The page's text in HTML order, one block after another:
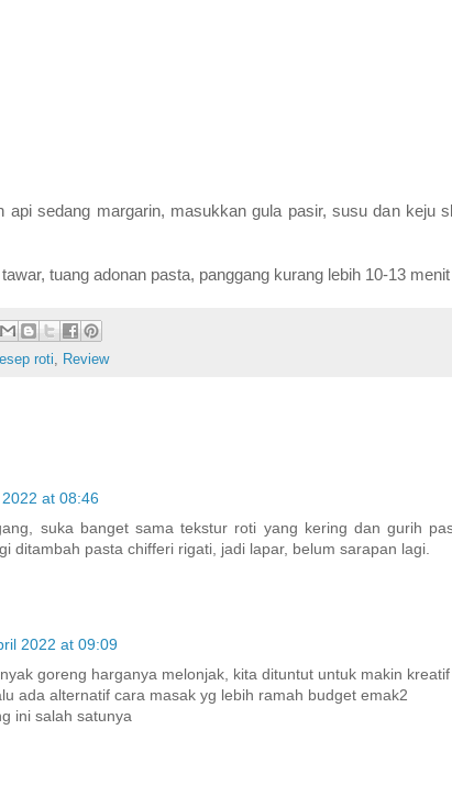
api sedang margarin, masukkan gula pasir, susu dan keju
tuang adonan pasta, panggang kurang lebih 10-13
roti, Review
at 08:46
suka banget sama tekstur roti yang kering dan gurih
ditambah pasta chifferi rigati, jadi lapar, belum sarapan lagi.
2022 at 09:09
goreng harganya melonjak, kita dituntut untuk makin
ada alternatif cara masak yg lebih ramah budget emak2
ini salah satunya